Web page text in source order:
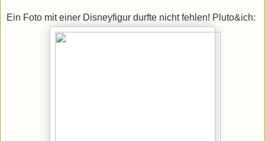
Ein Foto mit einer Disneyfigur durfte nicht fehlen! Pluto&ich: